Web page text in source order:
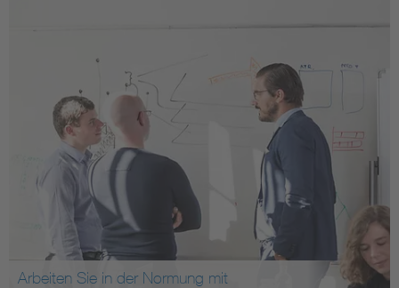
Arbeiten Sie in der Normung mit